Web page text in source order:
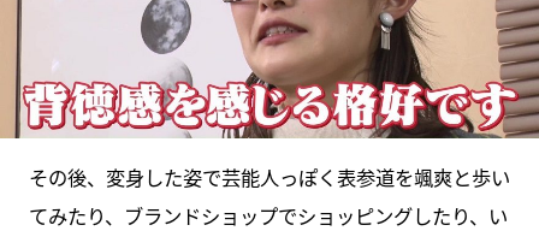
その後、変身した姿で芸能人っぽく表参道を颯爽と歩い
てみたり、ブランドショップでショッピングしたり、い